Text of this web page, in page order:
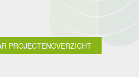
PROJECTENOVERZICHT